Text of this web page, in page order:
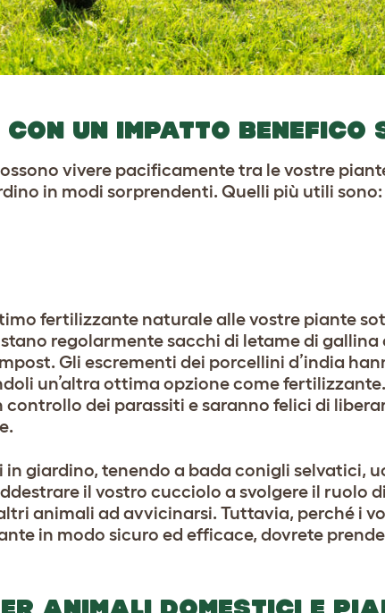
UN IMPATTO BENEFICO
vivere pacificamente tra le vostre
in modi sorprendenti. Quelli più utili sono:
fertilizzante naturale alle vostre piante
regolarmente sacchi di letame di gallina
Gli escrementi dei porcellini d’india
un’altra ottima opzione come
dei parassiti e saranno felici di
in giardino, tenendo a bada conigli selvatici,
il vostro cucciolo a svolgere il ruolo
animali ad avvicinarsi. Tuttavia, perché i
in modo sicuro ed efficace, dovrete